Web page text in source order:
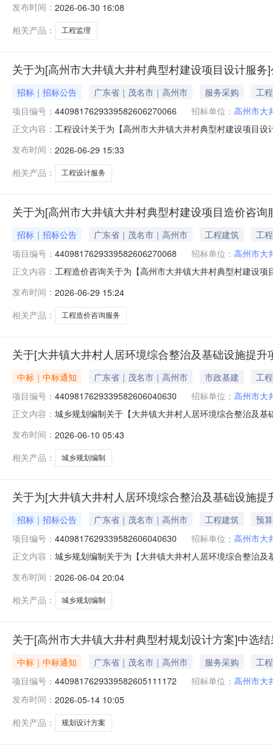
非行政管理的中介服务项目采购）投资审批项目否采购
村
发布时间： 2026-06-30 16:08
相关产品：
工程监理
关于为[高州市大井镇大井村典型村建设项目设计服
招标｜招标公告 广东省｜茂名市｜高州市 服务采购
工程
项目编号： 4409817629339582606270066 招标单位： 高州市大
正文内容： 工程设计关于为【高州市大井镇大井村典型村建设项目
非行政管理的中介服务项目采购）投资审批项目否采购
施
发布时间： 2026-06-29 15:33
相关产品：
工程设计服务
关于为[高州市大井镇大井村典型村建设项目造价咨
招标｜招标公告 广东省｜茂名市｜高州市 工程建筑
工程
项目编号： 4409817629339582606270068 招标单位： 高州市大
正文内容： 工程造价咨询关于为【高州市大井镇大井村典型村建设
中介服务事项无（属于非行政管理的中介服务项目采购
服
发布时间： 2026-06-29 15:24
相关产品：
工程造价咨询服务
关于[大井镇大井村人居环境综合整治及基础设施提
中标｜中标通知 广东省｜茂名市｜高州市 市政基建
工程
项目编号： 4409817629339582606040630 招标单位： 高州市大
正文内容： 城乡规划编制关于【大井镇大井村人居环境综合整治及
的中介服务项目采购）投资审批项目否采购项目编码：
发布时间： 2026-06-10 05:43
相关产品：
城乡规划编制
关于为[大井镇大井村人居环境综合整治及基础设施
招标｜招标公告 广东省｜茂名市｜高州市 工程建筑
预
项目编号： 4409817629339582606040630 招标单位： 高州市大
正文内容： 城乡规划编制关于为【大井镇大井村人居环境综合整治
基础设施提升项目城乡规划编制中介服务事项无（属于
（￥1,000,000
发布时间： 2026-06-04 20:04
相关产品：
城乡规划编制
关于[高州市大井镇大井村典型村规划设计方案]中选
中标｜中标通知 广东省｜茂名市｜高州市 服务采购
工程
项目编号： 4409817629339582605111172 招标单位： 高州市大
发布时间： 2026-05-14 10:05
相关产品：
规划设计方案